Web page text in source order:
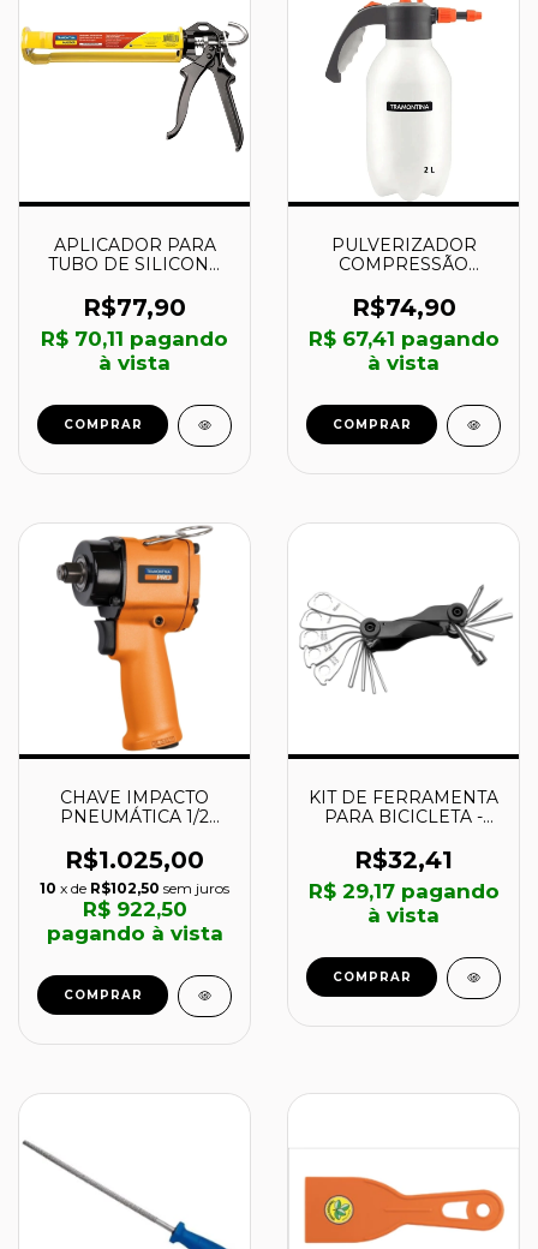
APLICADOR PARA
TUBO DE SILICONE
TRAMONTINA
R$77,90
R$ 70,11 pagando
à vista
PULVERIZADOR
COMPRESSÃO
- TRAMONTINA
R$74,90
R$ 67,41 pagando
à vista
CHAVE IMPACTO
PNEUMÁTICA 1/2
- TRAMONTINA
R$1.025,00
10 x de R$102,50 sem juros
R$ 922,50
pagando à vista
KIT DE FERRAMENTA
PARA BICICLETA -
TRAMONTINA
R$32,41
R$ 29,17pagando
à vista
COMPRAR